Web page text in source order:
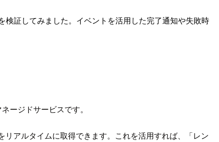
証してみました。イベントを活用した完了通知や失敗時
ージドサービスです。
アルタイムに取得できます。これを活用すれば、「レン